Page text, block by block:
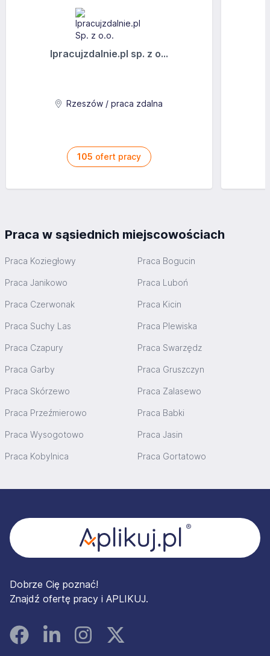
Osoby zainteresowane prosimy o kontakt telefoniczny, od
poniedziałku do piątku, pod numerem 535-505-149 (od
9:00 do 14:00)
Aplikuj
Ipracujzdalnie.pl sp. z o...
Rzeszów / praca zdalna
105 ofert pracy
Praca w sąsiednich miejscowościach
Praca Koziegłowy Praca Bogucin
Praca Janikowo Praca Luboń
Praca Czerwonak Praca Kicin
Praca Suchy Las Praca Plewiska
Praca Czapury Praca Swarzędz
Praca Garby Praca Gruszczyn
Praca Skórzewo Praca Zalasewo
Praca Przeźmierowo Praca Babki
Praca Wysogotowo Praca Jasin
Praca Kobylnica Praca Gortatowo
Dobrze Cię poznać!
Znajdź ofertę pracy i APLIKUJ.
FacebookLinked InInstagramInstagram